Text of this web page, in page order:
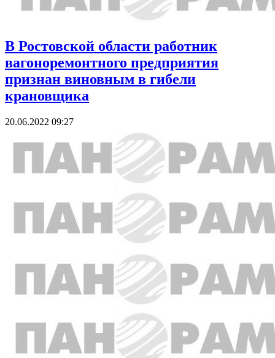
В Ростовской области работник
вагоноремонтного предприятия
признан виновным в гибели
крановщика
20.06.2022 09:27